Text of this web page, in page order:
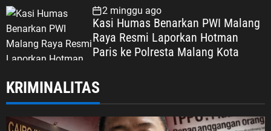
Dipertaruhkan
2 minggu ago
Kasi Humas Benarkan PWI Malang
Raya Resmi Laporkan Hotman
Paris ke Polresta Malang Kota
KRIMINALITAS